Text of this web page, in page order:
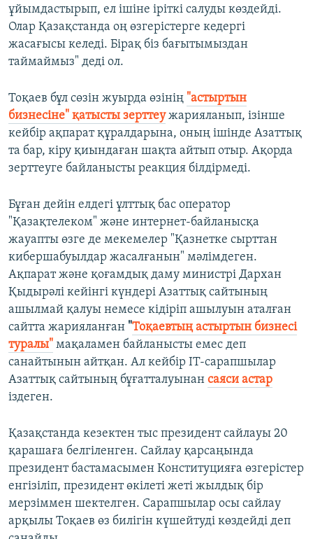
ұйымдастырып, ел ішіне іріткі салуды көздейді.
Олар Қазақстанда оң өзгерістерге кедергі
жасағысы келеді. Бірақ біз бағытымыздан
таймаймыз" деді ол.
Тоқаев бұл сөзін жуырда өзінің "астыртын
бизнесіне" қатысты зерттеужарияланып, ізінше
кейбір ақпарат құралдарына, оның ішінде Азаттық
та бар, кіру қиындаған шақта айтып отыр. Ақорда
зерттеуге байланысты реакция білдірмеді.
Бұған дейін елдегі ұлттық бас оператор
"Қазақтелеком" және интернет-байланысқа
жауапты өзге де мекемелер "Қазнетке сырттан
кибершабуылдар жасалғанын" мәлімдеген.
Ақпарат және қоғамдық даму министрі Дархан
Қыдырәлі кейінгі күндері Азаттық сайтының
ашылмай қалуы немесе кідіріп ашылуын аталған
сайтта жарияланған "Тоқаевтың астыртын бизнесі
туралы" мақаламен байланысты емес деп
санайтынын айтқан. Ал кейбір ІТ-сарапшылар
Азаттық сайтының бұғатталуынан саяси астар
іздеген.
Қазақстанда кезектен тыс президент сайлауы 20
қарашаға белгіленген. Сайлау қарсаңында
президент бастамасымен Конституцияға өзгерістер
енгізіліп, президент өкілеті жеті жылдық бір
мерзіммен шектелген. Сарапшылар осы сайлау
арқылы Тоқаев өз билігін күшейтуді көздейді деп